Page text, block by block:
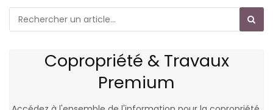
Copropriété & Travaux
Premium